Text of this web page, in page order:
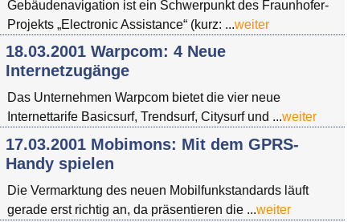
Gebäudenavigation ist ein Schwerpunkt des Fraunhofer-
Projekts „Electronic Assistance“ (kurz: ...weiter
18.03.2001 Warpcom: 4 Neue
Internetzugänge
Das Unternehmen Warpcom bietet die vier neue
Internettarife Basicsurf, Trendsurf, Citysurf und ...weiter
17.03.2001 Mobimons: Mit dem GPRS-
Handy spielen
Die Vermarktung des neuen Mobilfunkstandards läuft
gerade erst richtig an, da präsentieren die ...weiter